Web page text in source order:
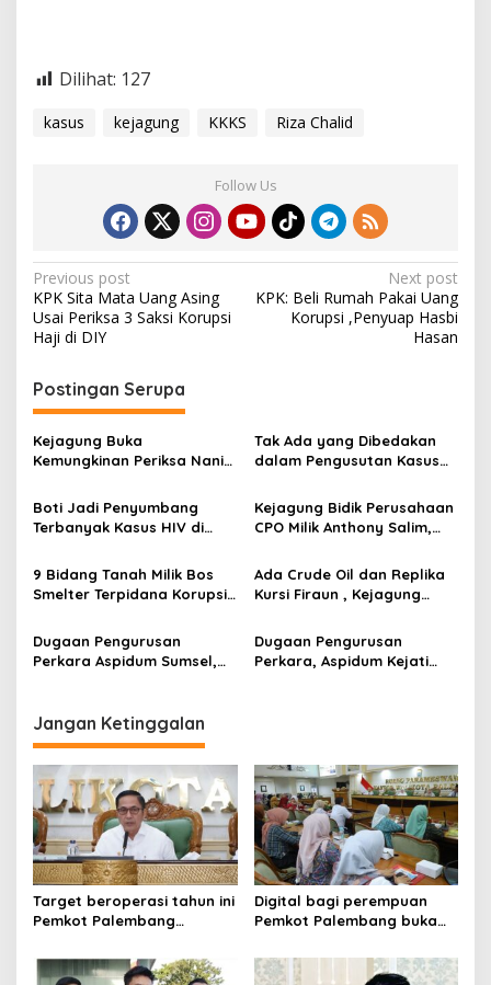
Dilihat: 127
kasus kejagung KKKS Riza Chalid
Follow Us
P
o
s
t
n
a
v
i
g
t
o
Previous post
KPK Sita Mata Uang Asing
Usai Periksa 3 Saksi Korupsi
Haji di DIY
Next post
KPK: Beli Rumah Pakai Uang
Korupsi ,Penyuap Hasbi
Hasan
Postingan Serupa
Kejagung Buka
Kemungkinan Periksa Nanik
MBG
Tak Ada yang Dibedakan
dalam Pengusutan Kasus
Boti Jadi Penyumbang
Terbanyak Kasus HIV di
Kejagung Bidik Perusahaan
CPO Milik Anthony Salim,
Culas Under Invoicing
9 Bidang Tanah Milik Bos
Smelter Terpidana Korupsi
Ada Crude Oil dan Replika
Kursi Firaun , Kejagung
Dugaan Pengurusan
Perkara Aspidum Sumsel,
Dugaan Pengurusan
Perkara, Aspidum Kejati
Jangan Ketinggalan
Target beroperasi tahun ini
Pemkot Palembang
proyek PSEL
Digital bagi perempuan
Pemkot Palembang buka